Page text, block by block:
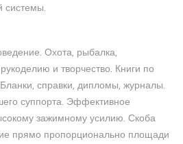
системы.
Охота, рыбалка,
и творчество. Книги по
справки, дипломы, журналы.
суппорта. Эффективное
зажимному усилию. Скоба
прямо пропорционально площади